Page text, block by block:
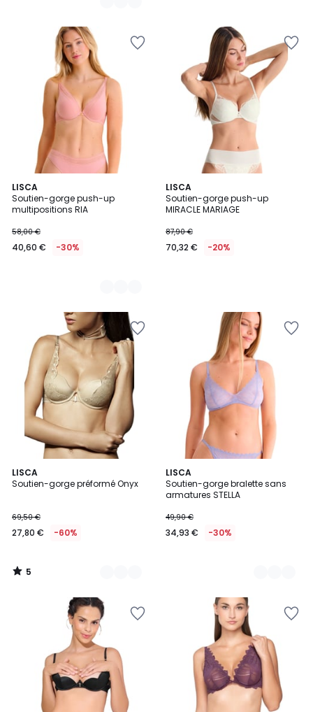
LISCA
Soutien-gorge push-up
multipositions RIA
58,00 €
40,60 € -30%
2
Couleurs
LISCA
Soutien-gorge push-up
MIRACLE MARIAGE
87,90 €
70,32 € -20%
LISCA
Soutien-gorge préformé Onyx
69,50 €
27,80 € -60%
5
/
2
Couleurs
5
/
LISCA
Soutien-gorge bralette sans
armatures STELLA
49,90 €
34,93 € -30%
2
Couleurs